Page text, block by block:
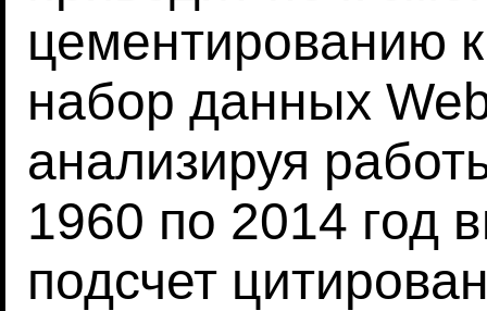
цементированию
набор данных
анализируя
1960 по 2014 год
подсчет